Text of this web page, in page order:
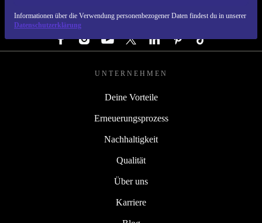
Informationen über die Verwendung personenbezogener Daten findest du in unserer
Datenschutzerklärung
FOLGE UNS
UNTERNEHMEN
Deine Vorteile
Erneuerungsprozess
Nachhaltigkeit
Qualität
Über uns
Karriere